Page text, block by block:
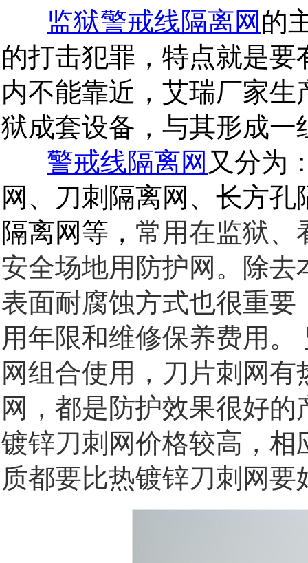
监狱警戒线隔离网 的
的打击犯罪，特点就是
内不能靠近，艾瑞厂家
狱成套设备，与其形成
警戒线隔离网 又分为
网、刀刺隔离网、长方
隔离网等， 常用在监狱、
安全场地用防护网。除
表面耐腐蚀方式也很重
用年限和维修保养费用。
网组合使用，刀片刺网
网，都是防护效果很好
镀锌刀刺网价格较高，
质都要比热镀锌刀刺网要